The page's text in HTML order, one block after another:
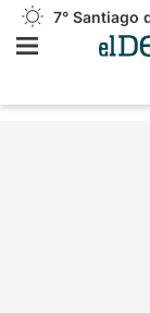
7° Santiago